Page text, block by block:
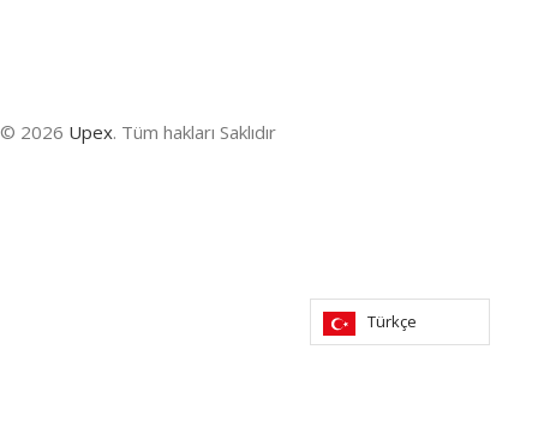
© 2026 Upex. Tüm hakları Saklıdır
Türkçe